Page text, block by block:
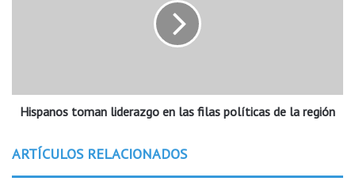
o
s
i
t
n
l
Hispanos toman liderazgo en las filas políticas de la región
ARTÍCULOS RELACIONADOS